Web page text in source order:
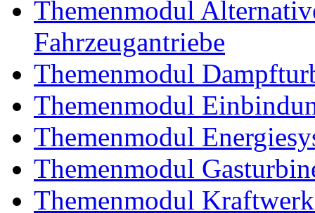
Themenmodul
Fahrzeugantriebe
Themenmodul
Themenmodul
Themenmodul
Themenmodul
Themenmodul